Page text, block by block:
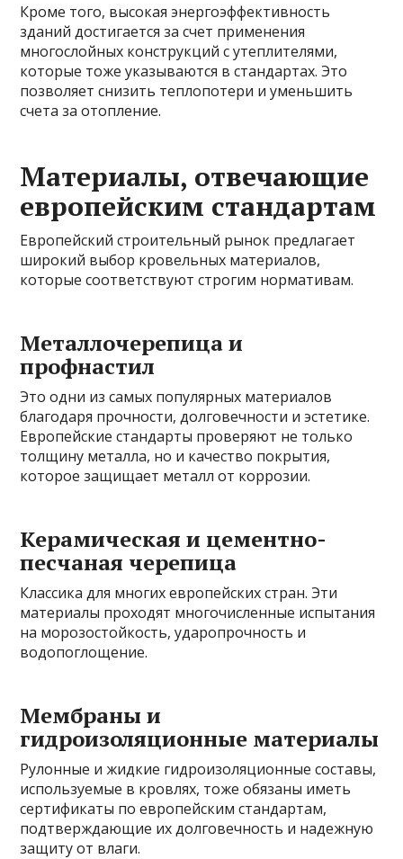
Кроме того, высокая энергоэффективность
зданий достигается за счет применения
многослойных конструкций с утеплителями,
которые тоже указываются в стандартах. Это
позволяет снизить теплопотери и уменьшить
счета за отопление.
Материалы, отвечающие
европейским стандартам
Европейский строительный рынок предлагает
широкий выбор кровельных материалов,
которые соответствуют строгим нормативам.
Металлочерепица и
профнастил
Это одни из самых популярных материалов
благодаря прочности, долговечности и эстетике.
Европейские стандарты проверяют не только
толщину металла, но и качество покрытия,
которое защищает металл от коррозии.
Керамическая и цементно-
песчаная черепица
Классика для многих европейских стран. Эти
материалы проходят многочисленные испытания
на морозостойкость, ударопрочность и
водопоглощение.
Мембраны и
гидроизоляционные материалы
Рулонные и жидкие гидроизоляционные составы,
используемые в кровлях, тоже обязаны иметь
сертификаты по европейским стандартам,
подтверждающие их долговечность и надежную
защиту от влаги.